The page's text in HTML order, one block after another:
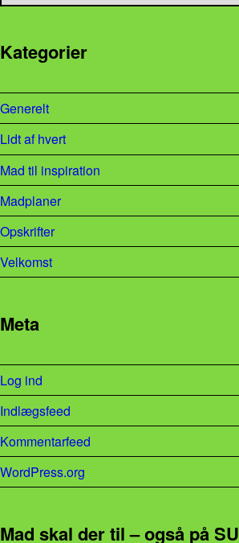
Kategorier
Generelt
Lidt af hvert
Mad til inspiration
Madplaner
Opskrifter
Velkomst
Meta
Log ind
Indlægsfeed
Kommentarfeed
WordPress.org
Mad skal der til – også på SU